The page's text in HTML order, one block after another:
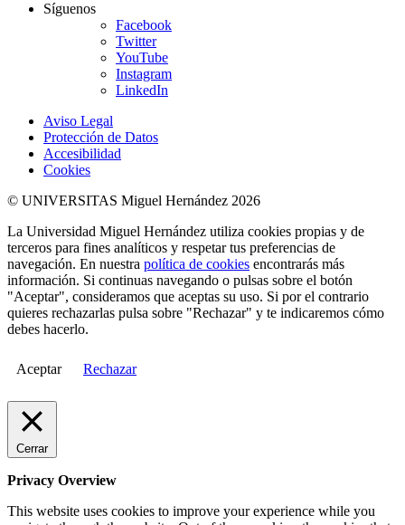
Síguenos
Facebook
Twitter
YouTube
Instagram
LinkedIn
Aviso Legal
Protección de Datos
Accesibilidad
Cookies
© UNIVERSITAS Miguel Hernández 2026
La Universidad Miguel Hernández utiliza cookies propias y de
terceros para fines analíticos y respetar tus preferencias de
navegación. En nuestra política de cookies encontrarás más
información. Si continuas navegando o pulsas sobre el botón
"Aceptar", consideramos que aceptas su uso. Si por el contrario
quieres rechazarlas pulsa sobre "Rechazar" y te indicaremos cómo
debes hacerlo.
Aceptar Rechazar
Cerrar
Privacy Overview
This website uses cookies to improve your experience while you